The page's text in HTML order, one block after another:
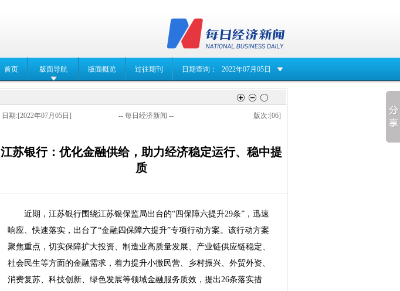
首页 版面导航 版面概览 过往期刊 日期查询： 2022年07月05日
日期:[2022年07月05日] -- 每日经济新闻 -- 版次:[06]
江苏银行：优化金融供给，助力经济稳定运行、稳中提
质
近期，江苏银行围绕江苏银保监局出台的“四保障六提升29条”，迅速
响应、快速落实，出台了“金融四保障六提升”专项行动方案。该行动方案
聚焦重点，切实保障扩大投资、制造业高质量发展、产业链供应链稳定、
社会民生等方面的金融需求，着力提升小微民营、乡村振兴、外贸外资、
消费复苏、科技创新、绿色发展等领域金融服务质效，提出26条落实措